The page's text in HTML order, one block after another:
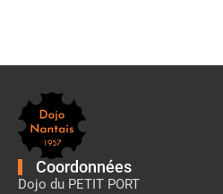
Pied
de
page
Dojo
Nantais
Coordonnées
Dojo du PETIT PORT